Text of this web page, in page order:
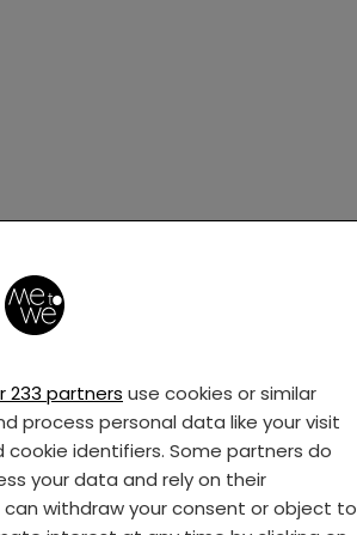
233 partners use cookies or similar
process personal data like your visit
cookie identifiers. Some partners do
your data and rely on their
withdraw your consent or object to